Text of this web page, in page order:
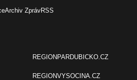
Archiv ZprávRSS
REGIONPARDUBICKO.CZ
REGIONVYSOCINA.CZ